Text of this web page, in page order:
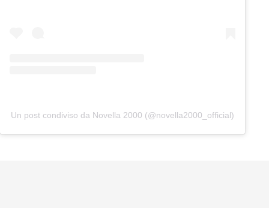
Un post condiviso da Novella 2000 (@novella2000_official)